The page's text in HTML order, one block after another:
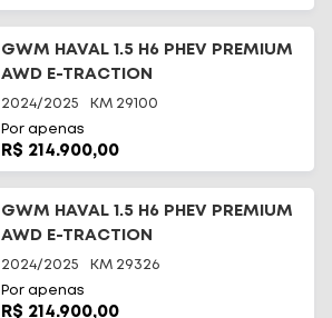
GWM HAVAL 1.5 H6 PHEV PREMIUM
AWD E-TRACTION
2024/2025 KM 29100
Por apenas
R$ 214.900,00
GWM HAVAL 1.5 H6 PHEV PREMIUM
AWD E-TRACTION
2024/2025 KM 29326
Por apenas
R$ 214.900,00